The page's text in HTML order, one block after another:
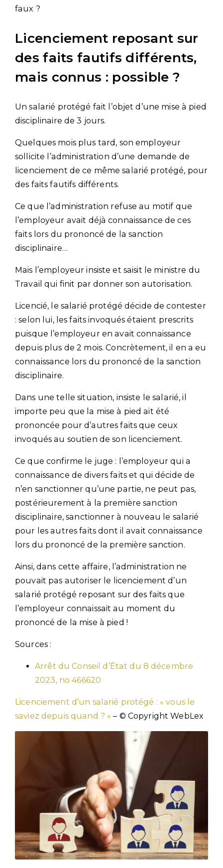
faux ?
Licenciement reposant sur
des faits fautifs différents,
mais connus : possible ?
Un salarié protégé fait l’objet d’une mise à pied
disciplinaire de 3 jours.
Quelques mois plus tard, son employeur
sollicite l’administration d’une demande de
licenciement de ce même salarié protégé, pour
des faits fautifs différents.
Ce que l’administration refuse au motif que
l’employeur avait déjà connaissance de ces
faits lors du prononcé de la sanction
disciplinaire…
Mais l’employeur insiste et saisit le ministre du
Travail qui finit par donner son autorisation.
Licencié, le salarié protégé décide de contester
: selon lui, les faits invoqués étaient prescrits
puisque l’employeur en avait connaissance
depuis plus de 2 mois. Concrètement, il en a eu
connaissance lors du prononcé de la sanction
disciplinaire.
Dans une telle situation, insiste le salarié, il
importe peu que la mise à pied ait été
prononcée pour d’autres faits que ceux
invoqués au soutien de son licenciement.
Ce que confirme le juge : l’employeur qui a
connaissance de divers faits et qui décide de
n’en sanctionner qu’une partie, ne peut pas,
postérieurement à la première sanction
disciplinaire, sanctionner à nouveau le salarié
pour les autres faits dont il avait connaissance
lors du prononcé de la première sanction.
Ainsi, dans cette affaire, l’administration ne
pouvait pas autoriser le licenciement d’un
salarié protégé reposant sur des faits que
l’employeur connaissait au moment du
prononcé de la mise à pied !
Sources :
Arrêt du Conseil d’État du 8 décembre
2023, no 466620
Licenciement d’un salarié protégé : « vous le
saviez depuis quand ? » – © Copyright WebLex